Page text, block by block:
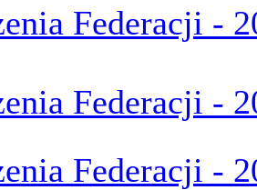
Federacji -
Federacji -
Federacji -